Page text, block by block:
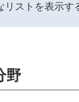
ストを表示す
野